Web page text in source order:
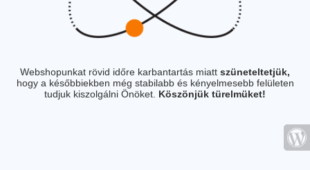
Webshopunkat rövid időre karbantartás miatt szüneteltetjük,
hogy a későbbiekben még stabilabb és kényelmesebb felületen
tudjuk kiszolgálni Önöket. Köszönjük türelmüket!